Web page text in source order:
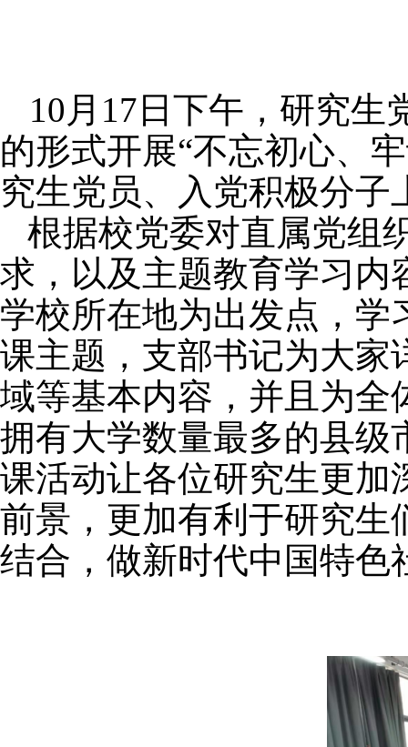
10 月 17 日 下午， 研究生
的形式开展“不忘初心、
究生党员、入党积极分
根据校党委对直属党组
求，以及主题教育学习内
学校所在地为出发点，学
课主题，支部书记为大家
域等基本内容，并且为全
拥有大学数量最多的县级
课活动让各位研究生更加
前景，更加有利于研究生
结合，做新时代中国特色